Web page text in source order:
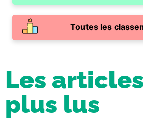
Toutes les
Les
plus lus